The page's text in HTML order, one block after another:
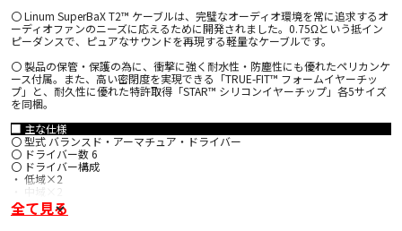
〇 Linum SuperBaX T2™ ケーブルは、完璧なオーディオ環境を常に追求するオ
ーディオファンのニーズに応えるために開発されました。0.75Ωという抵イン
ピーダンスで、ピュアなサウンドを再現する軽量なケーブルです。
〇 製品の保管・保護の為に、衝撃に強く耐水性・防塵性にも優れたペリカンケ
ース付属。また、高い密閉度を実現できる「TRUE-FIT™ フォームイヤーチッ
プ」と、耐久性に優れた特許取得「STAR™ シリコンイヤーチップ」各5サイズ
を同梱。
■ 主な仕様
〇 型式 バランスド・アーマチュア・ドライバー
〇 ドライバー数 6
〇 ドライバー構成
・ 低域×2
・ 中域×2
・ 高域×2
〇 感度（1kHz） 110dB/1mW
全て見る